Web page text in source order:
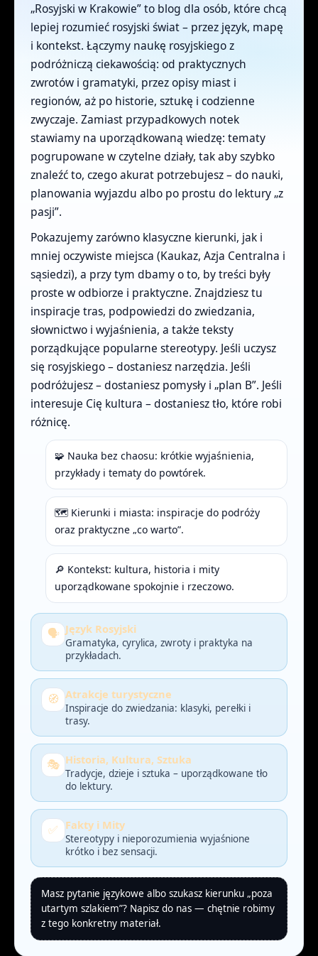
„Rosyjski w Krakowie” to blog dla osób, które chcą
lepiej rozumieć rosyjski świat – przez język, mapę
i kontekst. Łączymy naukę rosyjskiego z
podróżniczą ciekawością: od praktycznych
zwrotów i gramatyki, przez opisy miast i
regionów, aż po historie, sztukę i codzienne
zwyczaje. Zamiast przypadkowych notek
stawiamy na uporządkowaną wiedzę: tematy
pogrupowane w czytelne działy, tak aby szybko
znaleźć to, czego akurat potrzebujesz – do nauki,
planowania wyjazdu albo po prostu do lektury „z
pasji”.
Pokazujemy zarówno klasyczne kierunki, jak i
mniej oczywiste miejsca (Kaukaz, Azja Centralna i
sąsiedzi), a przy tym dbamy o to, by treści były
proste w odbiorze i praktyczne. Znajdziesz tu
inspiracje tras, podpowiedzi do zwiedzania,
słownictwo i wyjaśnienia, a także teksty
porządkujące popularne stereotypy. Jeśli uczysz
się rosyjskiego – dostaniesz narzędzia. Jeśli
podróżujesz – dostaniesz pomysły i „plan B”. Jeśli
interesuje Cię kultura – dostaniesz tło, które robi
różnicę.
🧩 Nauka bez chaosu: krótkie wyjaśnienia,
przykłady i tematy do powtórek.
🗺️ Kierunki i miasta: inspiracje do podróży
oraz praktyczne „co warto”.
🔎 Kontekst: kultura, historia i mity
uporządkowane spokojnie i rzeczowo.
🗣️ Język Rosyjski
Gramatyka, cyrylica, zwroty i praktyka na
przykładach.
🧭 Atrakcje turystyczne
Inspiracje do zwiedzania: klasyki, perełki i
trasy.
🎭 Historia, Kultura, Sztuka
Tradycje, dzieje i sztuka – uporządkowane tło
do lektury.
✅ Fakty i Mity
Stereotypy i nieporozumienia wyjaśnione
krótko i bez sensacji.
Masz pytanie językowe albo szukasz kierunku „poza
utartym szlakiem”? Napisz do nas — chętnie robimy
z tego konkretny materiał.